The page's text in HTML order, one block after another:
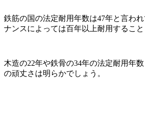
鉄筋の国の法定耐用年数は47年と言わ
ナンスによっては百年以上耐用すること
木造の22年や鉄骨の34年の法定耐用年
の頑丈さは明らかでしょう。